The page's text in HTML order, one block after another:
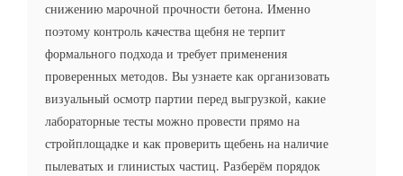
снижению марочной прочности бетона. Именно
поэтому контроль качества щебня не терпит
формального подхода и требует применения
проверенных методов. Вы узнаете как организовать
визуальный осмотр партии перед выгрузкой, какие
лабораторные тесты можно провести прямо на
стройплощадке и как проверить щебень на наличие
пылеватых и глинистых частиц. Разберём порядок